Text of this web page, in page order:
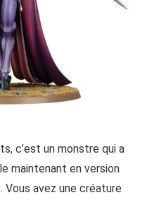
c’est un monstre qui a
maintenant en version
Vous avez une créature